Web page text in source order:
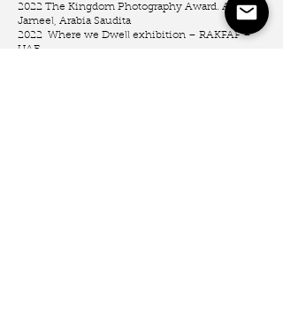
2022 The Kingdom Photography Award. Art
Jameel, Arabia Saudita
2022 Where we Dwell exhibition – RAKFAF –
UAE